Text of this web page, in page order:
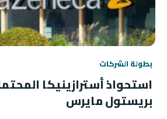
بطولة الشركات
استحواذ أسترازينيكا
بريستول مايرس